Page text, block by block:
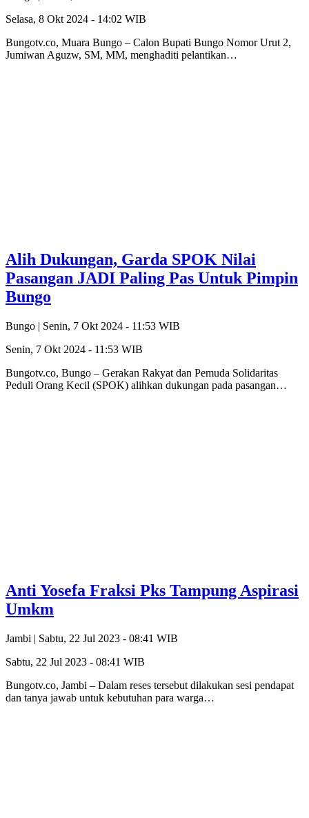
Selasa, 8 Okt 2024 - 14:02 WIB
Bungotv.co, Muara Bungo – Calon Bupati Bungo Nomor Urut 2,
Jumiwan Aguzw, SM, MM, menghaditi pelantikan…
Alih Dukungan, Garda SPOK Nilai
Pasangan JADI Paling Pas Untuk Pimpin
Bungo
Bungo | Senin, 7 Okt 2024 - 11:53 WIB
Senin, 7 Okt 2024 - 11:53 WIB
Bungotv.co, Bungo – Gerakan Rakyat dan Pemuda Solidaritas
Peduli Orang Kecil (SPOK) alihkan dukungan pada pasangan…
Anti Yosefa Fraksi Pks Tampung Aspirasi
Umkm
Jambi | Sabtu, 22 Jul 2023 - 08:41 WIB
Sabtu, 22 Jul 2023 - 08:41 WIB
Bungotv.co, Jambi – Dalam reses tersebut dilakukan sesi pendapat
dan tanya jawab untuk kebutuhan para warga…